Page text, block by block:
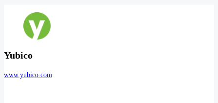
Yubico
www.yubico.com